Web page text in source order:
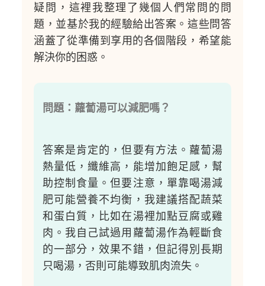
疑問，這裡我整理了幾個人們常問的問
題，並基於我的經驗給出答案。這些問答
涵蓋了從準備到享用的各個階段，希望能
解決你的困惑。
問題：蘿蔔湯可以減肥嗎？
答案是肯定的，但要有方法。蘿蔔湯
熱量低，纖維高，能增加飽足感，幫
助控制食量。但要注意，單靠喝湯減
肥可能營養不均衡，我建議搭配蔬菜
和蛋白質，比如在湯裡加點豆腐或雞
肉。我自己試過用蘿蔔湯作為輕斷食
的一部分，效果不錯，但記得別長期
只喝湯，否則可能導致肌肉流失。